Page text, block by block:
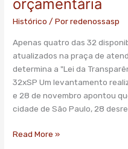
orçamentária
Histórico / Porredenossasp
Apenas quatro das 32
atualizados na praça de
determina a "Lei da
32xSP Um levantamento
e 28 de novembro apontou
cidade de São Paulo, 28
Read More »